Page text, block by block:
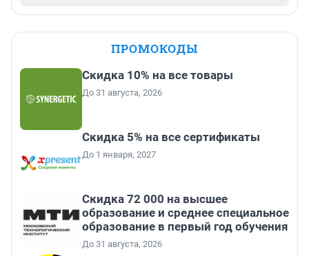
ПРОМОКОДЫ
Скидка 10% на все товары
До 31 августа, 2026
Скидка 5% на все сертификаты
До 1 января, 2027
Скидка 72 000 на высшее
образование и среднее специальное
образование в первый год обучения
До 31 августа, 2026